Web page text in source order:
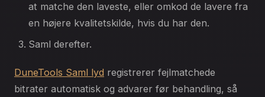
at matche den laveste, eller omkod de lavere fra
en højere kvalitetskilde, hvis du har den.
Saml derefter.
DuneTools Saml lyd registrerer fejlmatchede
bitrater automatisk og advarer før behandling, så